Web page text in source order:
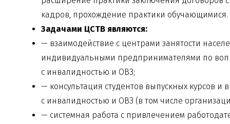
кадров, прохождение практики обучающимися.
Задачами ЦСТВ являются:
— взаимодействие с центрами занятости
индивидуальными предпринимателями по
с инвалидностью и ОВЗ;
— консультация студентов выпускных курсов и
с инвалидностью и ОВЗ (в том числе
— системная работа с привлечением